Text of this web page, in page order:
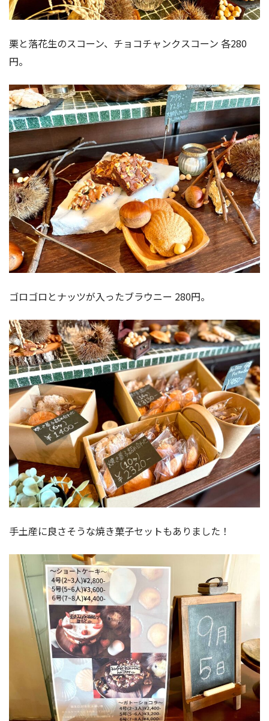
栗と落花生のスコーン、チョコチャンクスコーン 各280
円。
ゴロゴロとナッツが入ったブラウニー 280円。
手土産に良さそうな焼き菓子セットもありました！